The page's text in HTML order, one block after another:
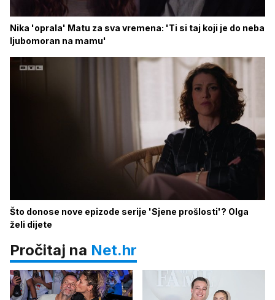
Nika 'oprala' Matu za sva vremena: 'Ti si taj koji je do neba
ljubomoran na mamu'
Što donose nove epizode serije 'Sjene prošlosti'? Olga
želi dijete
Pročitaj na Net.hr